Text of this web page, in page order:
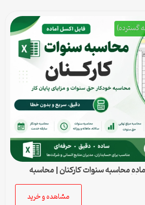
گسترده)
محاسبه سنوات کارکنان | محاسبه
کار
مشاهده و خرید